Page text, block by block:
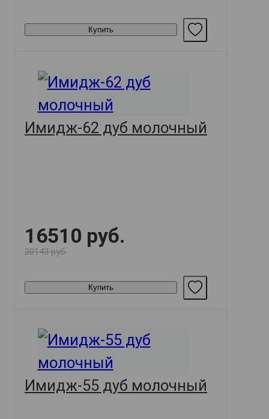
Купить
Имидж-62 дуб молочный
16510 руб.
20143 руб.
Купить
Имидж-55 дуб молочный